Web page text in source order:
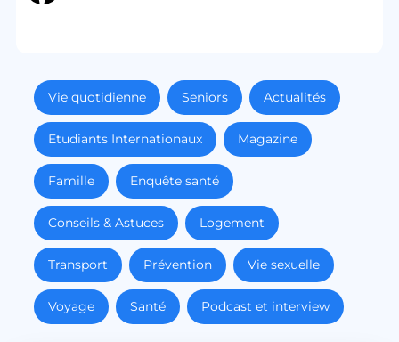
Vie quotidienne Seniors Actualités
Etudiants Internationaux Magazine
Famille Enquête santé
Conseils & Astuces Logement
Transport Prévention Vie sexuelle
Voyage Santé Podcast et interview